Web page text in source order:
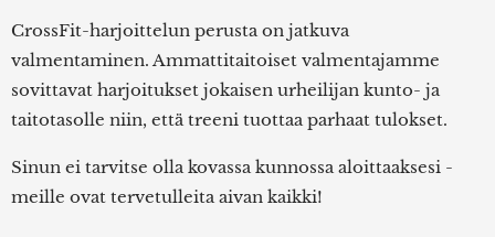
CrossFit-harjoittelun perusta on jatkuva
valmentaminen. Ammattitaitoiset valmentajamme
sovittavat harjoitukset jokaisen urheilijan kunto- ja
taitotasolle niin, että treeni tuottaa parhaat tulokset.
Sinun ei tarvitse olla kovassa kunnossa aloittaaksesi -
meille ovat tervetulleita aivan kaikki!